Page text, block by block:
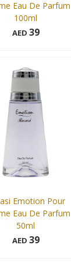
Eau De Parfum
100ml
AED 39
Emotion Pour
Eau De Parfum
50ml
AED 39